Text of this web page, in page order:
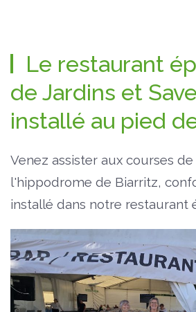
Le restaurant
de Jardins et
installé au pied
Venez assister aux courses
l'hippodrome de Biarritz,
installé dans notre restaurant